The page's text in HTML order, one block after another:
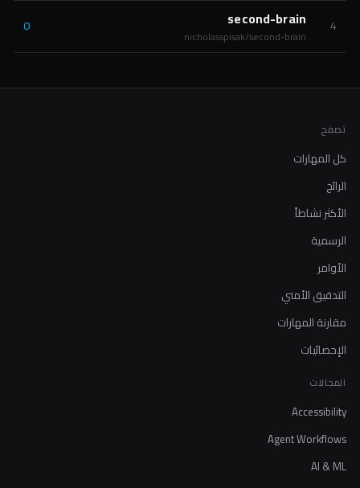
4
second-brain
nicholasspisak/second-brain
0
تصفح
كل المهارات
الرائج
الأكثر نشاطاً
الرسمية
الأوامر
التدقيق الأمني
مقارنة المهارات
الإحصائيات
المجالات
Accessibility
Agent Workflows
AI & ML